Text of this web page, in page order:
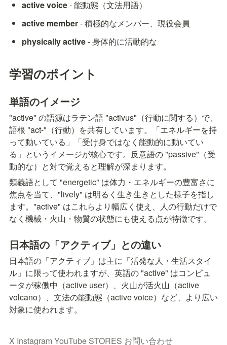
active voice - 能動態（文法用語）
active member - 積極的なメンバー、現役会員
physically active - 身体的に活動的な
学習のポイント
単語のイメージ
"active" の語源はラテン語 "activus"（行動に関する）で、
語根 "act-"（行動）を共有しています。「エネルギーを持
って動いている」「受け身ではなく能動的に動いてい
る」というイメージが核心です。反意語の "passive"（受
動的な）と対で覚えると理解が深まります。
類義語として "energetic" は体力・エネルギーの豊富さに
焦点を当て、"lively" は明るく生き生きとした様子を指し
ます。"active" はこれらより幅広く使え、人の行動だけで
なく機械・火山・物質の状態にも使える点が特徴です。
日本語の「アクティブ」との違い
日本語の「アクティブ」は主に「活発な人・生活スタイ
ル」に限って使われますが、英語の "active" はコンピュ
ータが稼働中（active user）、火山が活火山（active
volcano）、文法の能動態（active voice）など、より広い
対象に使われます。
X Instagram YouTube STORES お問い合わせ